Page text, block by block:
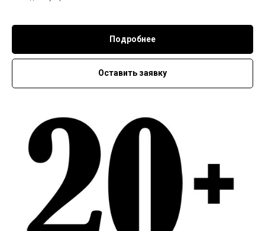
Подробнее
Оставить заявку